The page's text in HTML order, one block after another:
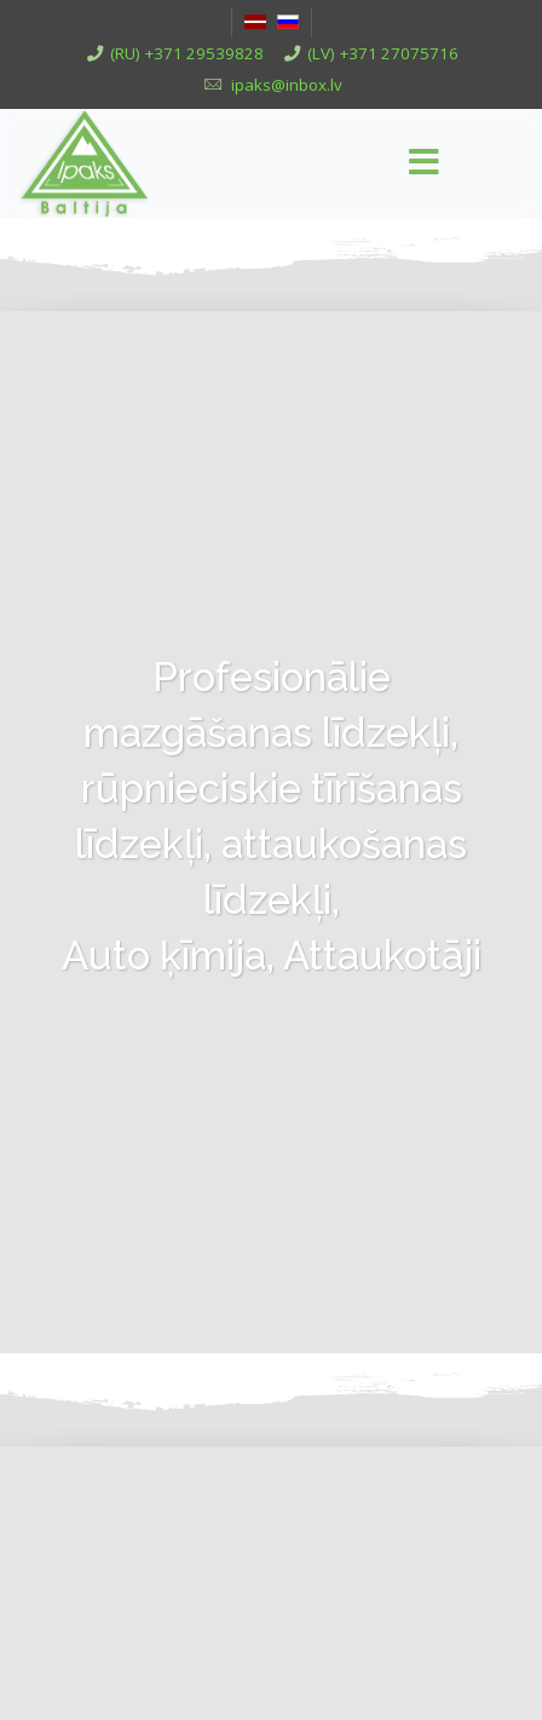
(RU) +371 29539828
(LV) +371 27075716
ipaks@inbox.lv
Profesionālie
mazgāšanas līdzekļi,
rūpnieciskie tīrīšanas
līdzekļi, attaukošanas
līdzekļi,
Auto ķīmija, Attaukotāji